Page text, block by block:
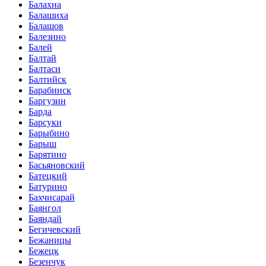
Балахна
Балашиха
Балашов
Балезино
Балей
Балтай
Балтаси
Балтийск
Барабинск
Баргузин
Барда
Барсуки
Барыбино
Барыш
Барятино
Басьяновский
Батецкий
Батурино
Бахчисарай
Баянгол
Баяндай
Бегичевский
Бежаницы
Бежецк
Безенчук